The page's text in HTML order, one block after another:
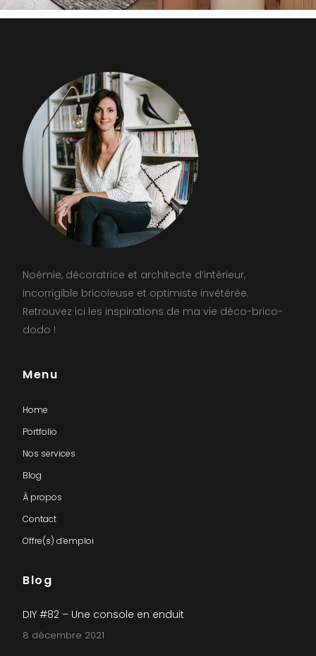
Noémie, décoratrice et architecte d’intérieur,
incorrigible bricoleuse et optimiste invétérée.
Retrouvez ici les inspirations de ma vie déco-brico-
dodo !
Menu
Home
Portfolio
Nos services
Blog
À propos
Contact
Offre(s) d’emploi
Blog
DIY #82 – Une console en enduit
8 décembre 2021